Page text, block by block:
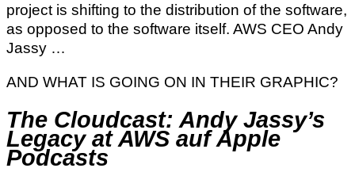
project is shifting to the distribution of the software,
as opposed to the software itself. AWS CEO Andy
Jassy …
AND WHAT IS GOING ON IN THEIR GRAPHIC?
The Cloudcast: Andy Jassy’s
Legacy at AWS auf Apple
Podcasts